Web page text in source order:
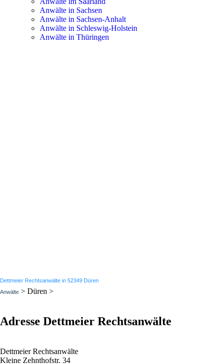
Anwälte in Sachsen
Anwälte in Sachsen-Anhalt
Anwälte in Schleswig-Holstein
Anwälte in Thüringen
Dettmeier Rechtsanwälte in 52349 Düren
Anwälte > Düren >
Adresse Dettmeier Rechtsanwälte
Dettmeier Rechtsanwälte
Kleine Zehnthofstr. 34